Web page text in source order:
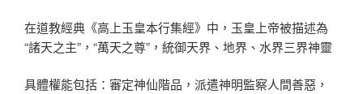
在道教經典《高上玉皇本行集經》中，玉皇上帝被描述為
“諸天之主”，“萬天之尊”，統御天界、地界、水界三界神靈
具體權能包括：審定神仙階品，派遣神明監察人間善惡，